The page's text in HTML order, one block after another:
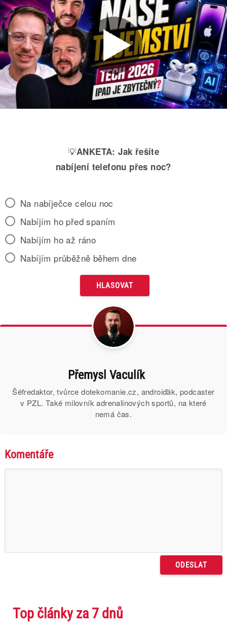
💡ANKETA: Jak řešíte
nabíjení telefonu přes noc?
Na nabíječce celou noc
Nabíjím ho před spaním
Nabíjím ho až ráno
Nabíjím průběžně během dne
Přemysl Vaculík
Šéfredaktor, tvůrce dotekomanie.cz, androiďák, podcaster
v PZL. Také milovník adrenalinových sportů, na které
nemá čas.
Komentáře
Top články za 7 dnů